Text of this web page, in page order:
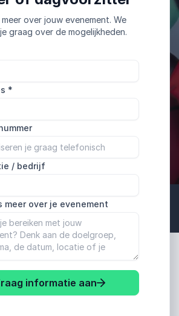
over jouw evenement. We
graag over de mogelijkheden.
*
/ bedrijf
meer over je evenement
informatie aan